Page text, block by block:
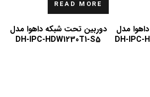
مدل
DH-IPC-
READ MORE
دوربین تحت شبکه داهوا مدل
DH-IPC-HDW1230T1-S5